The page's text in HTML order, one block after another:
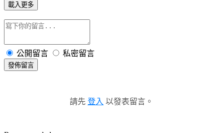
載入更多
公開留言 私密留言
發佈留言
請先 登入 以發表留言。